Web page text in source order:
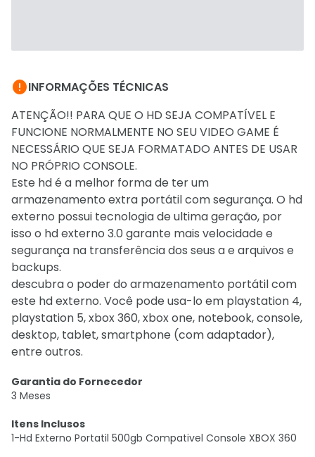
INFORMAÇÕES TÉCNICAS
ATENÇÃO!! PARA QUE O HD SEJA COMPATÍVEL E
FUNCIONE NORMALMENTE NO SEU VIDEO GAME É
NECESSÁRIO QUE SEJA FORMATADO ANTES DE USAR
NO PRÓPRIO CONSOLE.
Este hd é a melhor forma de ter um
armazenamento extra portátil com segurança. O hd
externo possui tecnologia de ultima geração, por
isso o hd externo 3.0 garante mais velocidade e
segurança na transferência dos seus a e arquivos e
backups.
descubra o poder do armazenamento portátil com
este hd externo. Você pode usa-lo em playstation 4,
playstation 5, xbox 360, xbox one, notebook, console,
desktop, tablet, smartphone (com adaptador),
entre outros.
Garantia do Fornecedor
3 Meses
Itens Inclusos
1-Hd Externo Portatil 500gb Compativel Console XBOX 360